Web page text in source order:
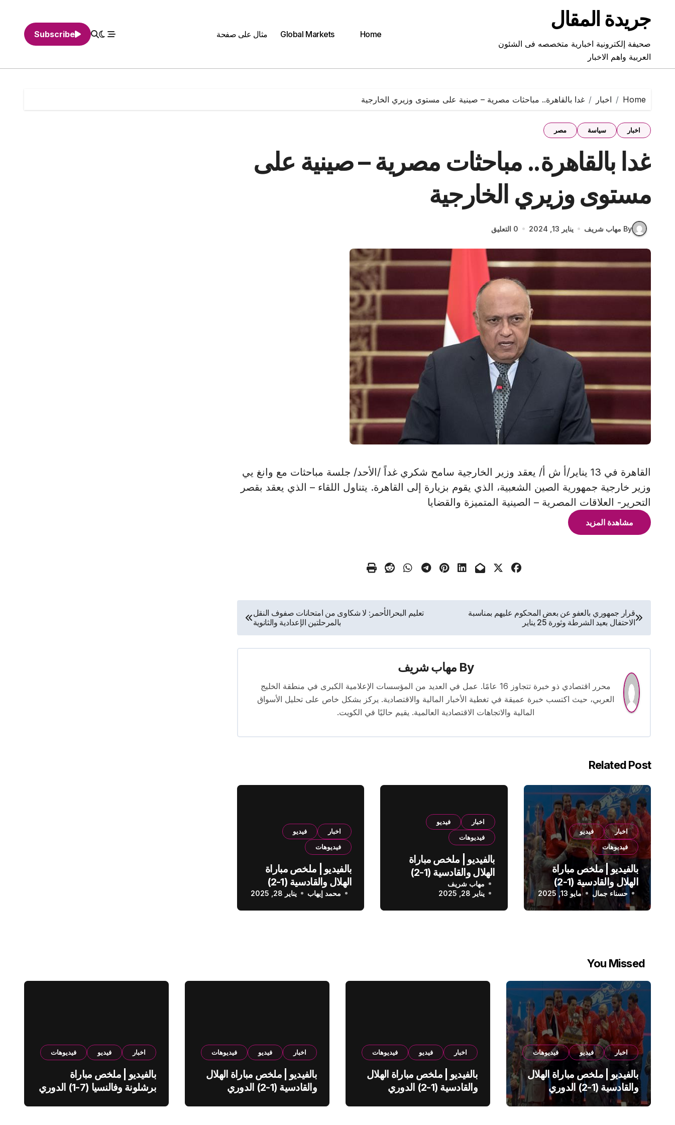
contentجريدة المقال
صحيفة إلكترونية اخبارية متخصصه فى الشئون
العربية واهم الاخبار
Home
Global Markets مثال على صفحة Subscribe
Home اخبار غدا بالقاهرة.. مباحثات مصرية – صينية على مستوى وزيري الخارجية
اخبار سياسة مصر
غدا بالقاهرة.. مباحثات مصرية – صينية على
مستوى وزيري الخارجية
By مهاب شريف يناير 13, 2024 0 التعليق
القاهرة في 13 يناير/أ ش أ/ يعقد وزير الخارجية سامح شكري غداً /الأحد/ جلسة مباحثات مع وانغ يي
وزير خارجية جمهورية الصين الشعبية، الذي يقوم بزيارة إلى القاهرة. يتناول اللقاء – الذي يعقد بقصر
التحرير- العلاقات المصرية – الصينية المتميزة والقضايا
مشاهدة المزيد
تصفّح
المقالات
قرار جمهوري بالعفو عن بعض المحكوم عليهم بمناسبة
الاحتفال بعيد الشرطة وثورة 25 يناير
تعليم البحرالأحمر: لا شكاوى من امتحانات صفوف النقل
بالمرحلتين الإعدادية والثانوية
By مهاب شريف
محرر اقتصادي ذو خبرة تتجاوز 16 عامًا. عمل في العديد من المؤسسات الإعلامية الكبرى في منطقة الخليج
العربي، حيث اكتسب خبرة عميقة في تغطية الأخبار المالية والاقتصادية. يركز بشكل خاص على تحليل الأسواق
المالية والاتجاهات الاقتصادية العالمية. يقيم حاليًا في الكويت.
Related Post
اخبار
فيديو
فيديوهات
بالفيديو | ملخص مباراة
الهلال والقادسية (1-2)
الدوري السعودي
حسناء جمال مايو 13, 2025
اخبار
فيديو
فيديوهات
بالفيديو | ملخص مباراة
الهلال والقادسية (1-2)
الدوري السعودي
مهاب شريف
يناير 28, 2025
اخبار
فيديو
فيديوهات
بالفيديو | ملخص مباراة
الهلال والقادسية (1-2)
الدوري السعودي
محمد إيهاب يناير 28, 2025
You Missed
اخبار فيديو فيديوهات
بالفيديو | ملخص مباراة الهلال
والقادسية (1-2) الدوري
السعودي
اخبار فيديو فيديوهات
بالفيديو | ملخص مباراة الهلال
والقادسية (1-2) الدوري
اخبار فيديو فيديوهات
بالفيديو | ملخص مباراة الهلال
والقادسية (1-2) الدوري
اخبار فيديو فيديوهات
بالفيديو | ملخص مباراة
برشلونة وفالنسيا (7-1) الدوري